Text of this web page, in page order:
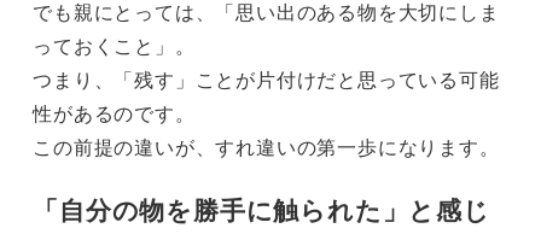
でも親にとっては、「思い出のある物を大切にしま
っておくこと」。
つまり、「残す」ことが片付けだと思っている可能
性があるのです。
この前提の違いが、すれ違いの第一歩になります。
「自分の物を勝手に触られた」と感じ